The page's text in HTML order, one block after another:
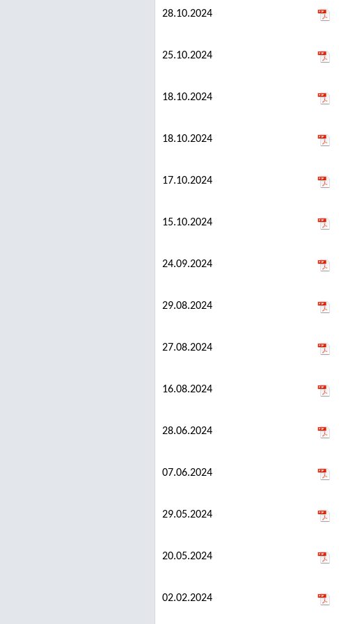
28.10.2024
25.10.2024
18.10.2024
18.10.2024
17.10.2024
15.10.2024
24.09.2024
29.08.2024
27.08.2024
16.08.2024
28.06.2024
07.06.2024
29.05.2024
20.05.2024
02.02.2024